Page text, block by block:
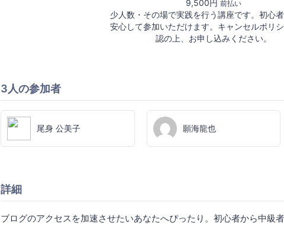
9,500円 前払い
少人数・その場で実践を行う講座です。初心
安心して参加いただけます。キャンセルポリ
認の上、お申し込みください。
3人の参加者
尾身 公美子 願海龍也
詳細
ブログのアクセスを加速させたいあなたへぴったり。初心者から中級